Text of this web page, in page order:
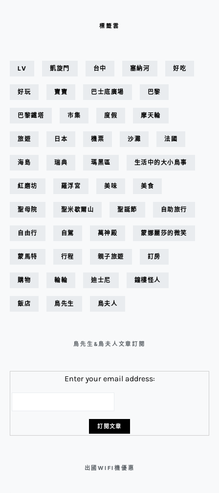
標籤雲
LV 凱旋門 台中 塞納河 好吃
好玩 寶寶 巴士底廣場 巴黎
巴黎鐵塔 市集 度假 摩天輪
旅遊 日本 機票 沙灘 法國
海島 瑞典 瑪黑區 生活中的大小鳥事
紅磨坊 羅浮宮 美味 美食
聖母院 聖米歇爾山 聖誕節 自助旅行
自由行 自駕 萬神殿 蒙娜麗莎的微笑
蒙馬特 行程 親子旅遊 訂房
購物 輪輪 迪士尼 鐘樓怪人
飯店 鳥先生 鳥夫人
鳥先生&鳥夫人文章訂閱
Enter your email address:
出國WIFI機優惠